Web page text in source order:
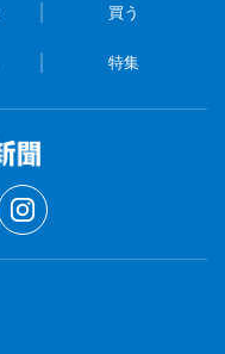
買う
特集